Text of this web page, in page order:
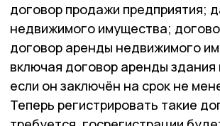
договор продажи предприятия;
недвижимого имущества;
договор аренды недвижимого
включая договор аренды здания
если он заключён на срок не
Теперь регистрировать такие